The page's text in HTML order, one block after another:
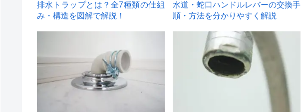
排水トラップとは？全7種類の仕組
み・構造を図解で解説！
水道・蛇口ハンドルレバーの交換手
順・方法を分かりやすく解説